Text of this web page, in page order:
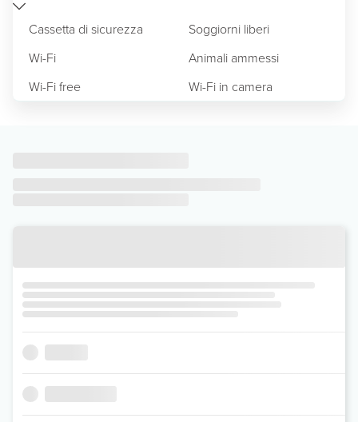
Cassetta di sicurezza
Soggiorni liberi
Wi-Fi
Animali ammessi
Wi-Fi free
Wi-Fi in camera